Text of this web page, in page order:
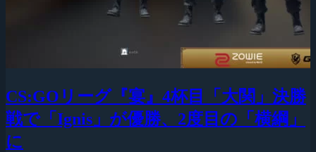
CS:GOリーグ『宴』4杯目「大関」決勝
戦で「Ignis」が優勝、2度目の「横綱」
に